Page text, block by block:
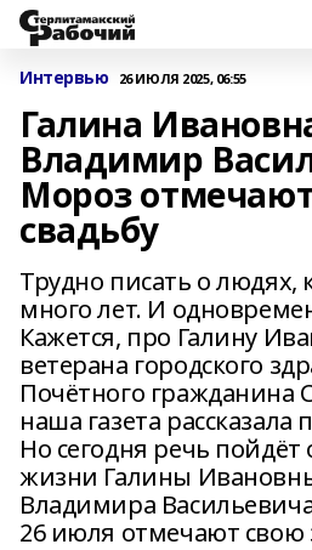
Интервью 26 ИЮЛЯ 2025, 06:55
Галина
Владимир
Мороз
свадьбу
Трудно писать о людях,
много лет. И
Кажется, про Галину
ветерана городского
Почётного гражданина
наша газета рассказала
Но сегодня речь
жизни Галины
Владимира
26 июля отмечают свою